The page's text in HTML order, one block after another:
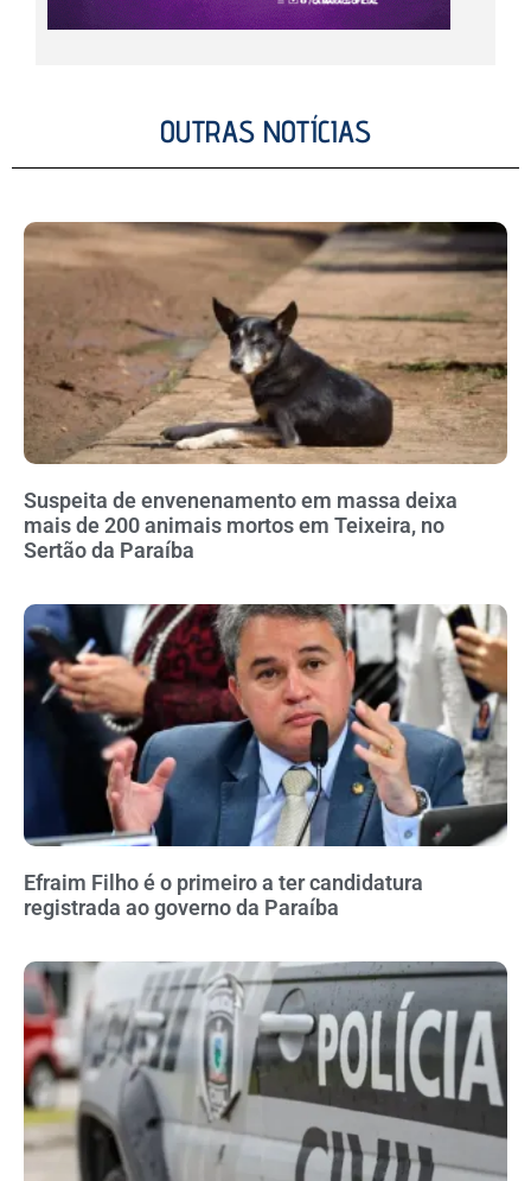
OUTRAS NOTÍCIAS
Suspeita de envenenamento em massa deixa
mais de 200 animais mortos em Teixeira, no
Sertão da Paraíba
Efraim Filho é o primeiro a ter candidatura
registrada ao governo da Paraíba